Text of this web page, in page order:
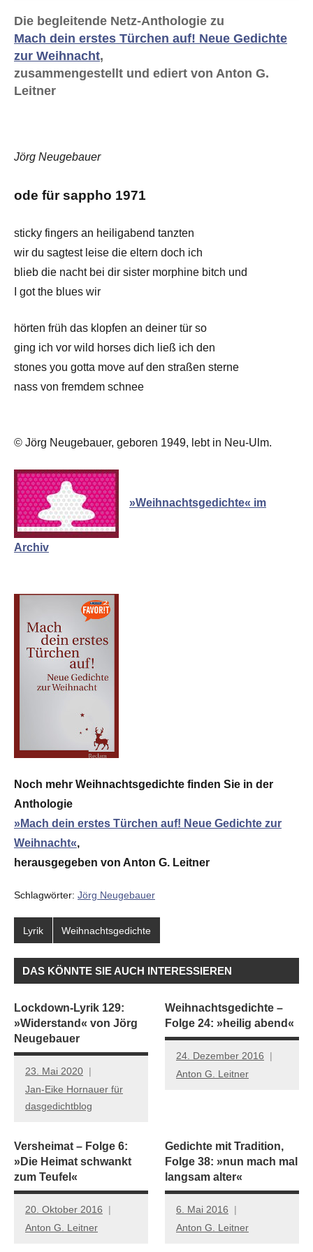
Die begleitende Netz-Anthologie zu
Mach dein erstes Türchen auf! Neue Gedichte
zur Weihnacht,
zusammengestellt und ediert von Anton G.
Leitner
Jörg Neugebauer
ode für sappho 1971
sticky fingers an heiligabend tanzten
wir du sagtest leise die eltern doch ich
blieb die nacht bei dir sister morphine bitch und
I got the blues wir
hörten früh das klopfen an deiner tür so
ging ich vor wild horses dich ließ ich den
stones you gotta move auf den straßen sterne
nass von fremdem schnee
© Jörg Neugebauer, geboren 1949, lebt in Neu-Ulm.
»Weihnachtsgedichte« im
Archiv
Noch mehr Weihnachtsgedichte finden Sie in der
Anthologie
»Mach dein erstes Türchen auf! Neue Gedichte zur
Weihnacht«,
herausgegeben von Anton G. Leitner
Schlagwörter: Jörg Neugebauer
Lyrik Weihnachtsgedichte
DAS KÖNNTE SIE AUCH INTERESSIEREN
Lockdown-Lyrik 129:
»Widerstand« von Jörg
Neugebauer
23. Mai 2020
Jan-Eike Hornauer für
dasgedichtblog
Weihnachtsgedichte –
Folge 24: »heilig abend«
24. Dezember 2016
Anton G. Leitner
Versheimat – Folge 6:
»Die Heimat schwankt
zum Teufel«
20. Oktober 2016
Anton G. Leitner
Gedichte mit Tradition,
Folge 38: »nun mach mal
langsam alter«
6. Mai 2016
Anton G. Leitner